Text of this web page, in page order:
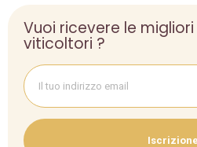
Vuoi ricevere le
viticoltori ?